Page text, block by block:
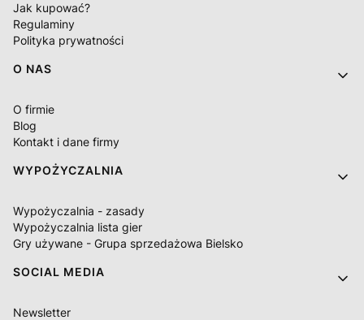
Jak kupować?
Regulaminy
Polityka prywatności
O NAS
O firmie
Blog
Kontakt i dane firmy
WYPOŻYCZALNIA
Wypożyczalnia - zasady
Wypożyczalnia lista gier
Gry używane - Grupa sprzedażowa Bielsko
SOCIAL MEDIA
Newsletter